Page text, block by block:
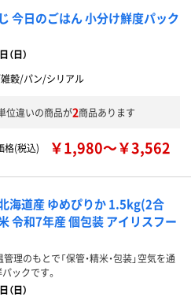
今日のごはん 小分け鮮度パック
日）
穀/パン/シリアル
位違いの商品が2商品あります
格(税込) ￥1,980～￥3,562
海道産 ゆめぴりか 1.5kg(2合
令和7年産 個包装 アイリスフー
理のもとで「保管・精米・包装」空気を通
ックです。
日）